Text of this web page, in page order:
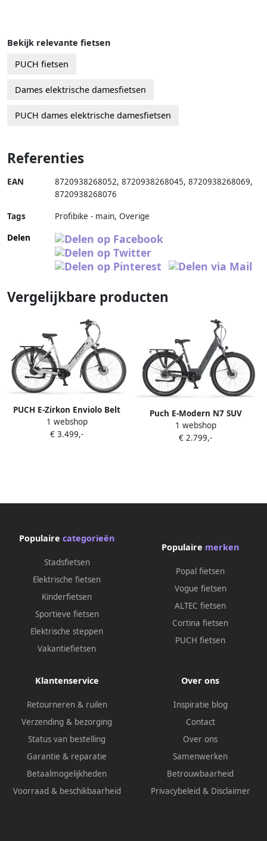
Bekijk relevante fietsen
PUCH fietsen
Dames elektrische damesfietsen
PUCH dames elektrische damesfietsen
Referenties
EAN 8720938268052, 8720938268045, 8720938268069,
8720938268076
Tags
Profibike - main, Overige
Delen
Vergelijkbare producten
PUCH E-Zirkon Enviolo Belt
Elektrische fiets 600Wh Grijs
mat
1 webshop
€ 3.499,-
Puch E-Modern N7 SUV
Elektrische fiets 600Wh Grijs
1 webshop
€ 2.799,-
Populaire categorieën
Stadsfietsen
Elektrische fietsen
Kinderfietsen
Sportieve fietsen
Elektrische steppen
Vakantiefietsen
Populaire merken
Popal fietsen
Vogue fietsen
ALTEC fietsen
Cortina fietsen
PUCH fietsen
Klantenservice
Retourneren & ruilen
Verzending & bezorging
Status van bestelling
Garantie & reparatie
Betaalmogelijkheden
Voorraad & beschikbaarheid
Over ons
Inspiratie blog
Contact
Over ons
Samenwerken
Betrouwbaarheid
Privacybeleid & Disclaimer